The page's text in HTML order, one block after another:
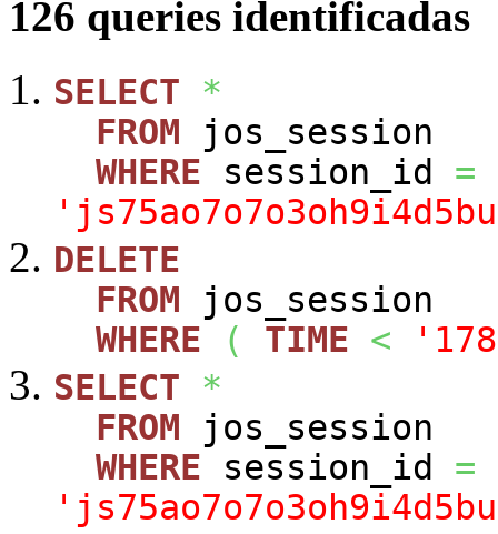
126 queries identificadas
SELECT
*
FROM jos_session
WHERE session_id =
DELETE
FROM jos_session
WHERE
( TIME <
SELECT
*
FROM jos_session
WHERE session_id =